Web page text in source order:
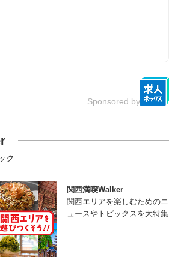
Sponsored by
ク
関西満喫Walker
関西エリアを楽しむためのニ
ュースやトピックスを大特集